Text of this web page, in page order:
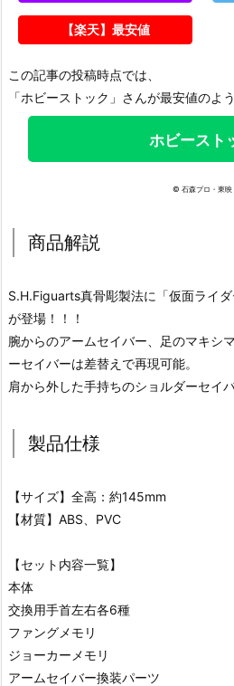
【楽天】最安値
この記事の投稿時点では、
「ホビーストック」さんが最安値のよう
ホビースト
© 石森プロ・東映
商品解説
S.H.Figuarts真骨彫製法に「仮面ライダ
が登場！！！
腕からのアームセイバー、足のマキシ
ーセイバーは差替えで再現可能。
肩から外した手持ちのショルダーセイバ
製品仕様
【サイズ】全高：約145mm
【材質】ABS、PVC
【セット内容一覧】
本体
交換用手首左右各6種
ファングメモリ
ジョーカーメモリ
アームセイバー換装パーツ